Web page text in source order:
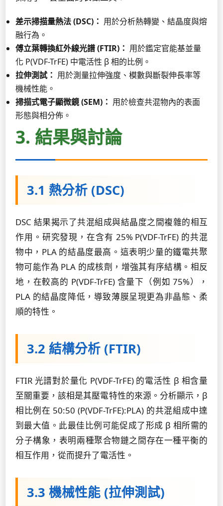
差示掃描量熱法 (DSC)： 用於分析熱轉變、結晶度與熔
融行為。
傅立葉轉換紅外線光譜 (FTIR)： 用於鑑定官能基並量
化 P(VDF-TrFE) 中電活性 β 相的比例。
拉伸測試： 用於測量拉伸強度、模數與斷裂伸長率等
機械性能。
掃描式電子顯微鏡 (SEM)： 用於檢查共混物內的表面
形態與相分佈。
3. 結果與討論
3.1 熱分析 (DSC)
DSC 結果揭示了共混組成與結晶度之間複雜的相互
作用。研究發現，在含有 25% P(VDF-TrFE) 的共混
物中，PLA 的結晶度最高。這表明少量的鐵電共聚
物可能作為 PLA 的成核劑，增強其有序結構。相反
地，在較高的 P(VDF-TrFE) 含量下（例如 75%），
PLA 的結晶度降低，導致薄膜呈現更為非晶態、柔
順的特性。
3.2 結構分析 (FTIR)
FTIR 光譜對於量化 P(VDF-TrFE) 的電活性 β 相含量
至關重要，該相是其壓電特性的來源。分析顯示，β
相比例在 50:50 (P(VDF-TrFE):PLA) 的共混組成中達
到最大值。此最佳比例可能促成了形成 β 相所需的
分子構象，表明兩種聚合物鏈之間存在一種平衡的
相互作用，從而提升了電活性。
3.3 機械性能 (拉伸測試)